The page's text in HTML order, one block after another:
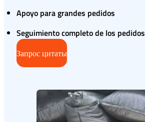
Apoyo para grandes pedidos
Seguimiento completo de los pedidos
Запрос цитаты